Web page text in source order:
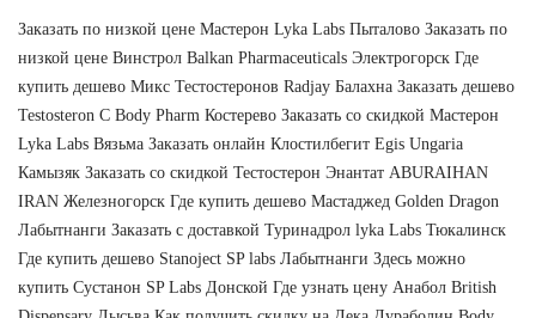
Заказать по низкой цене Мастерон Lyka Labs Пыталово Заказать по
низкой цене Винстрол Balkan Pharmaceuticals Электрогорск Где
купить дешево Микс Тестостеронов Radjay Балахна Заказать дешево
Testosteron C Body Pharm Костерево Заказать со скидкой Мастерон
Lyka Labs Вязьма Заказать онлайн Клостилбегит Egis Ungaria
Камызяк Заказать со скидкой Тестостерон Энантат ABURAIHAN
IRAN Железногорск Где купить дешево Мастаджед Golden Dragon
Лабытнанги Заказать с доставкой Туринадрол lyka Labs Тюкалинск
Где купить дешево Stanoject SP labs Лабытнанги Здесь можно
купить Сустанон SP Labs Донской Где узнать цену Анабол British